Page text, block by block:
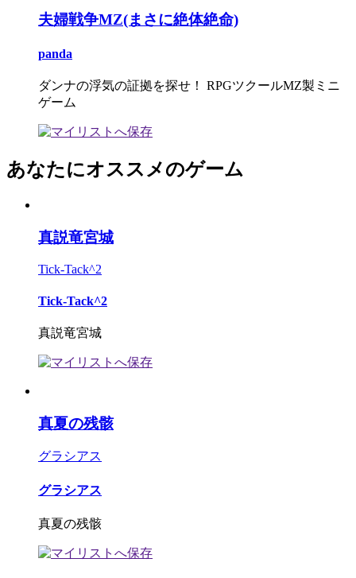
夫婦戦争MZ(まさに絶体絶命)
panda
ダンナの浮気の証拠を探せ！ RPGツクールMZ製ミニ
ゲーム
あなたにオススメのゲーム
真説竜宮城
Tick-Tack^2
Tick-Tack^2
真説竜宮城
真夏の残骸
グラシアス
グラシアス
真夏の残骸